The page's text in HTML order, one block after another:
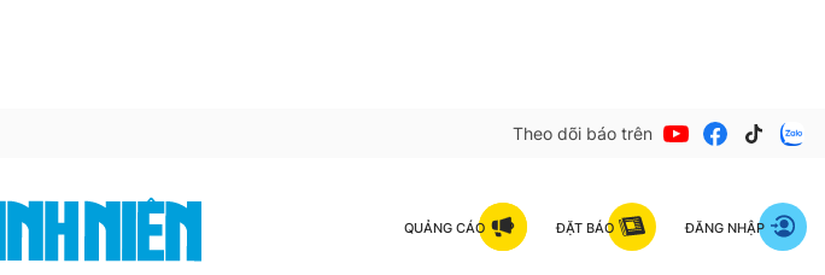
Theo dõi báo trên
QUẢNG CÁO ĐẶT BÁO ĐĂNG NHẬP